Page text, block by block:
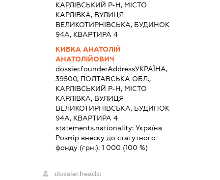
КАРЛІВСЬКИЙ Р-Н, МІСТО
КАРЛІВКА, ВУЛИЦЯ
ВЕЛИКОТИРНІВСЬКА, БУДИНОК
94А, КВАРТИРА 4
КИБКА АНАТОЛІЙ
АНАТОЛІЙОВИЧ
dossier.founderAddressУКРАЇНА,
39500, ПОЛТАВСЬКА ОБЛ.,
КАРЛІВСЬКИЙ Р-Н, МІСТО
КАРЛІВКА, ВУЛИЦЯ
ВЕЛИКОТИРНІВСЬКА, БУДИНОК
94А, КВАРТИРА 4
statements.nationality:Україна
Розмір внеску до статутного
фонду (грн.):1 000 (100 %)
dossier.heads: